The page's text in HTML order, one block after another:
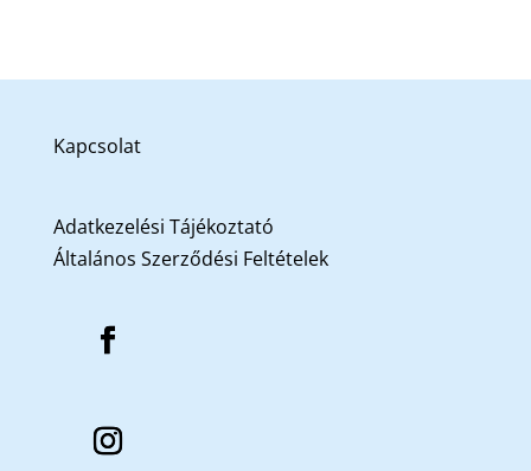
Kapcsolat
Adatkezelési Tájékoztató
Általános Szerződési Feltételek